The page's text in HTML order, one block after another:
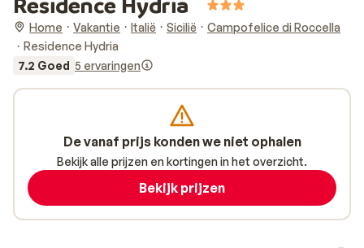
Home Vakantie Italië Sicilië
Campofelice di Roccella
Residence Hydria
7.2 Goed 5 ervaringen
De vanaf prijs konden we niet ophalen
Bekijk alle prijzen en kortingen in het overzicht.
Bekijk prijzen